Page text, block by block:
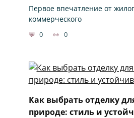
Первое впечатление от
коммерческого
0 0
Как выбрать отделку
природе: стиль и